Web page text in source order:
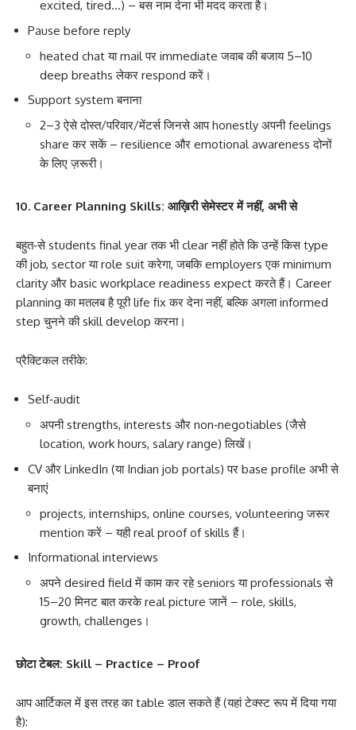
excited, tired…) – बस नाम देना भी मदद करता है।
Pause before reply
heated chat या mail पर immediate जवाब की बजाय 5–10
deep breaths लेकर respond करें।
Support system बनाना
2–3 ऐसे दोस्त/परिवार/मेंटर्स जिनसे आप honestly अपनी feelings
share कर सकें – resilience और emotional awareness दोनों
के लिए ज़रूरी।
10. Career Planning Skills: आख़िरी सेमेस्टर में नहीं, अभी से
बहुत‑से students final year तक भी clear नहीं होते कि उन्हें किस type
की job, sector या role suit करेगा, जबकि employers एक minimum
clarity और basic workplace readiness expect करते हैं। Career
planning का मतलब है पूरी life fix कर देना नहीं, बल्कि अगला informed
step चुनने की skill develop करना।
प्रैक्टिकल तरीके:
Self‑audit
अपनी strengths, interests और non‑negotiables (जैसे
location, work hours, salary range) लिखें।
CV और LinkedIn (या Indian job portals) पर base profile अभी से
बनाएं
projects, internships, online courses, volunteering जरूर
mention करें – यही real proof of skills हैं।
Informational interviews
अपने desired field में काम कर रहे seniors या professionals से
15–20 मिनट बात करके real picture जानें – role, skills,
growth, challenges।
छोटा टेबल: Skill – Practice – Proof
आप आर्टिकल में इस तरह का table डाल सकते हैं (यहां टेक्स्ट रूप में दिया गया
है):